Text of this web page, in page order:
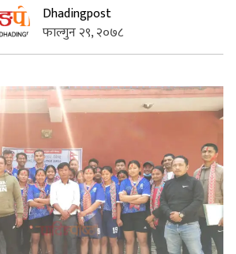
Dhadingpost
फाल्गुन २९, २०७८